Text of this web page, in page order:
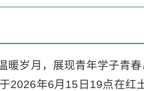
暖岁月，展现青年学子青
2026年6月15日19点在红